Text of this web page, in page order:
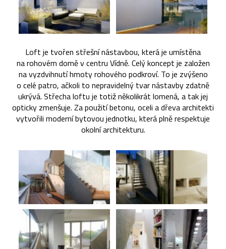
Loft je tvořen střešní nástavbou, která je umístěna
na rohovém domě v centru Vídně. Celý koncept je založen
na vyzdvihnutí hmoty rohového podkroví. To je zvýšeno
o celé patro, ačkoli to nepravidelný tvar nástavby zdatně
ukrývá. Střecha loftu je totiž několikrát lomená, a tak jej
opticky zmenšuje. Za použití betonu, oceli a dřeva architekti
vytvořili moderní bytovou jednotku, která plně respektuje
okolní architekturu.